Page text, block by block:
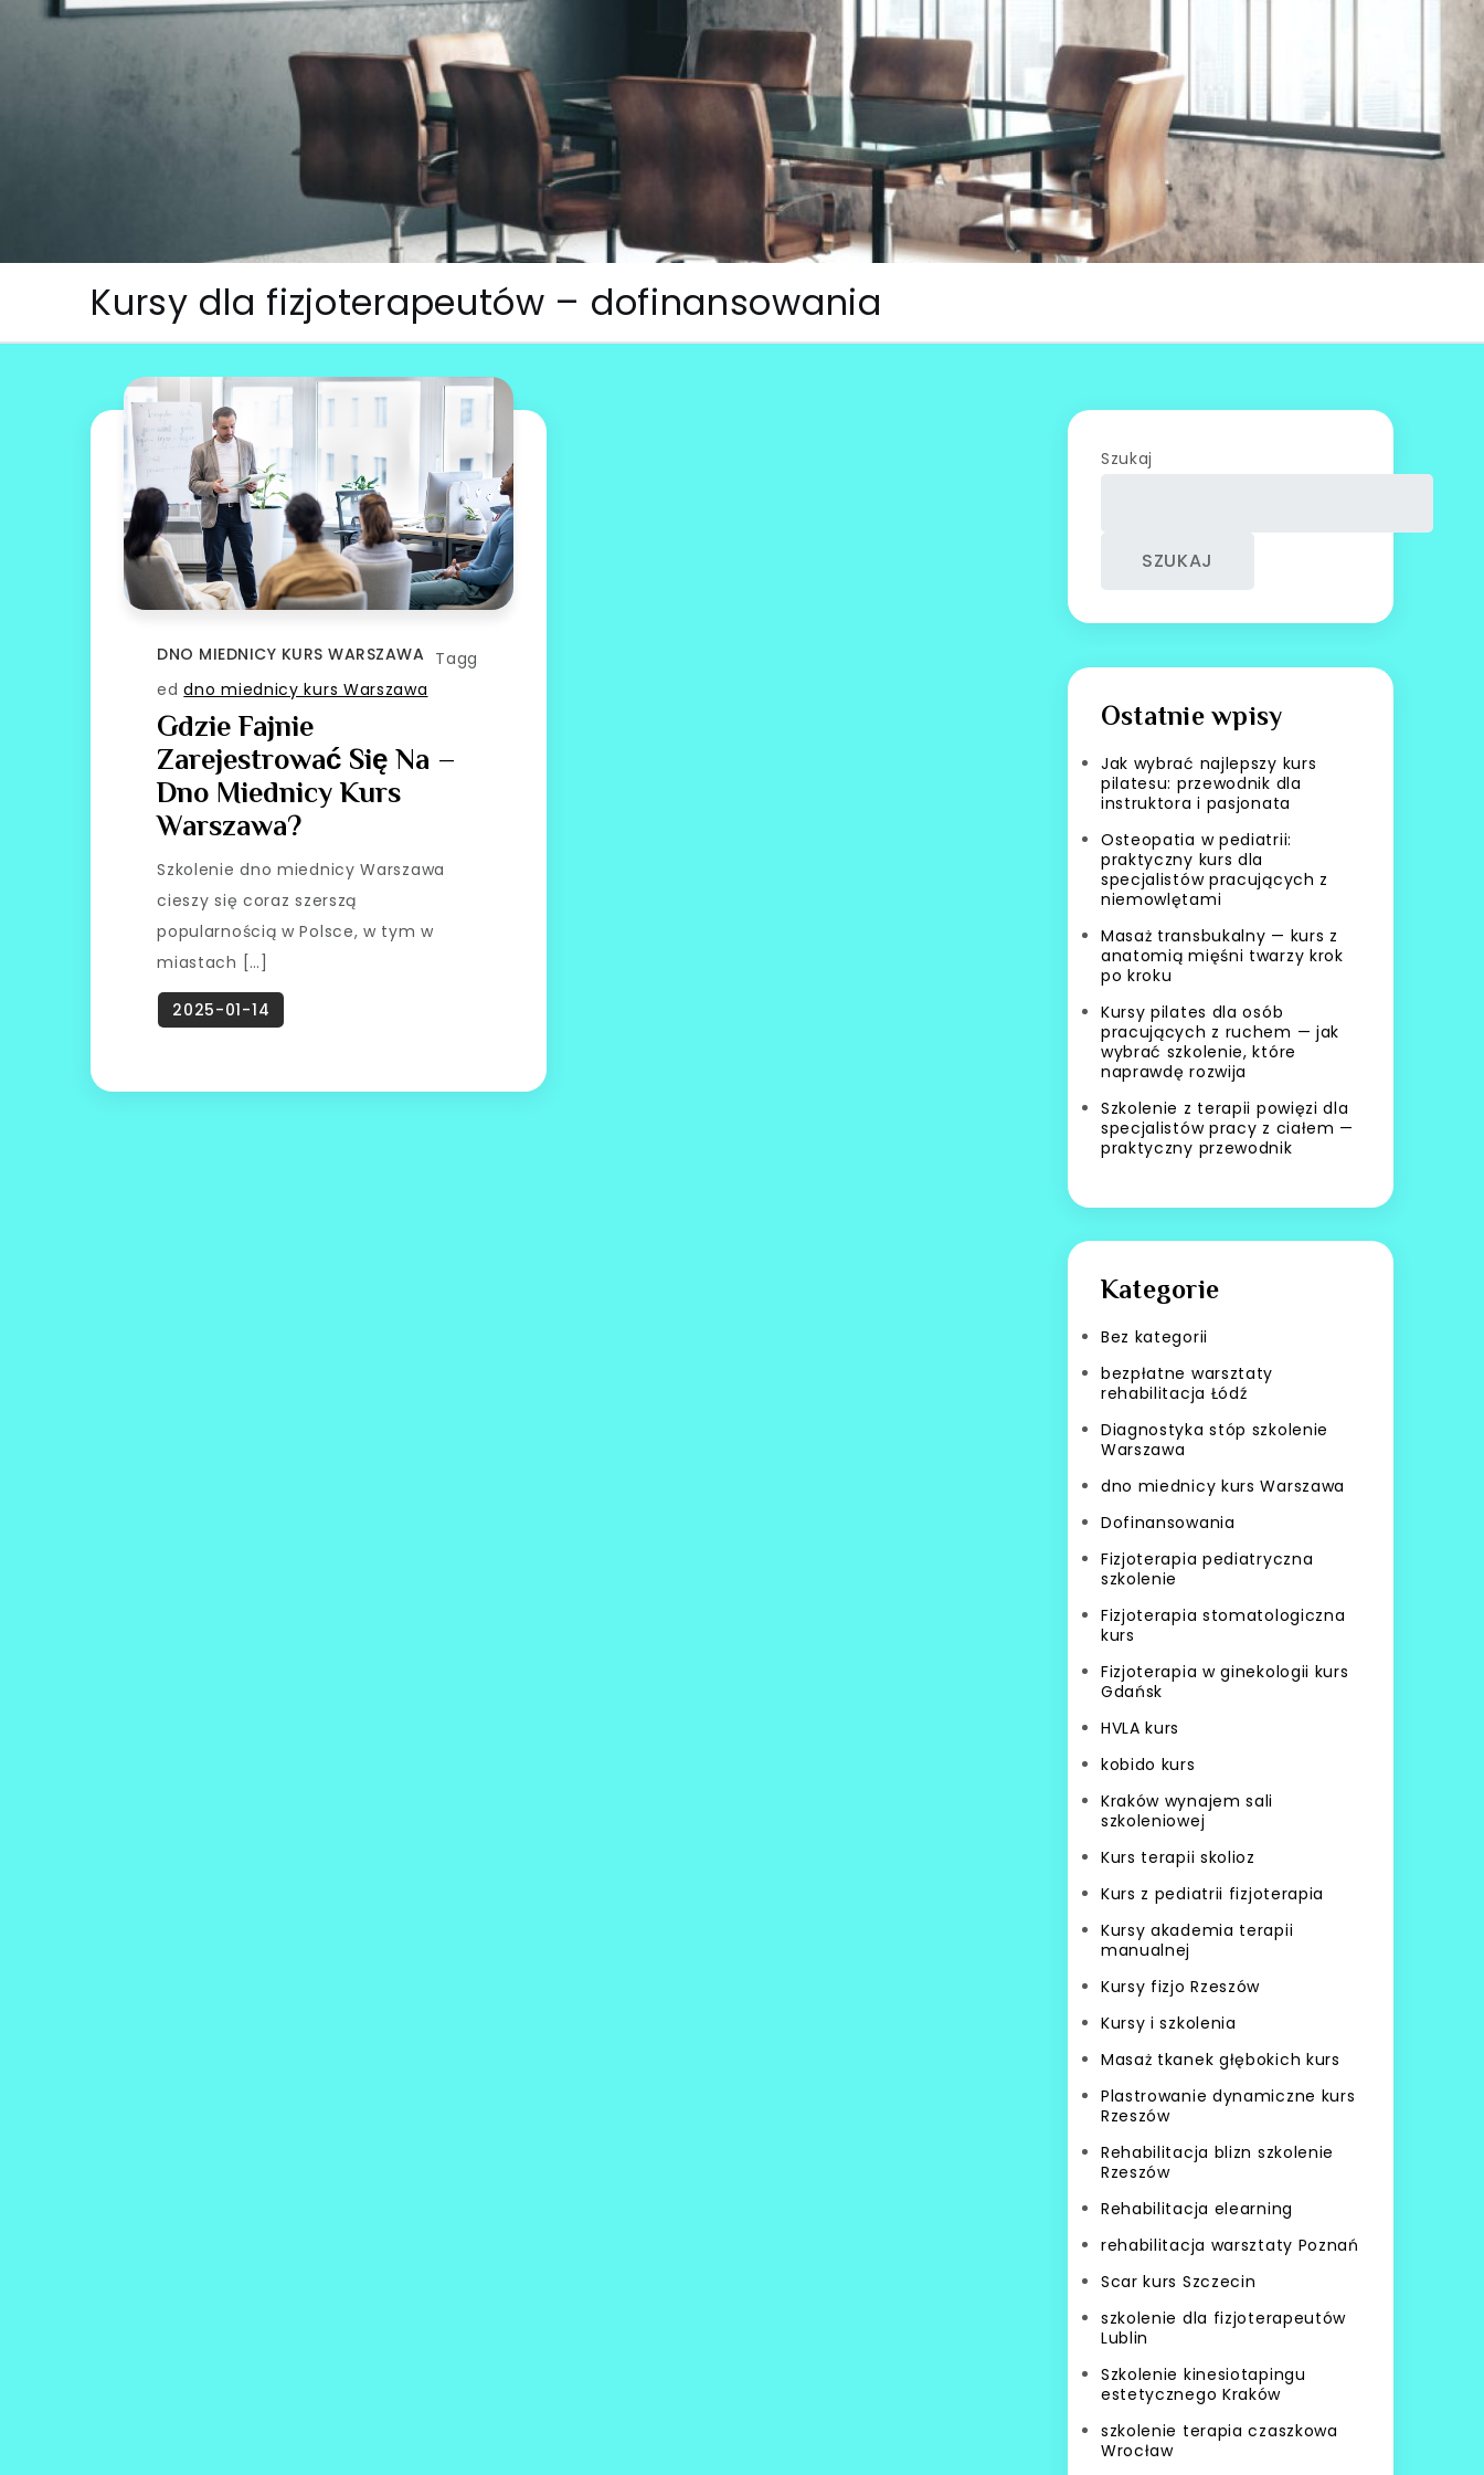
Kursy dla fizjoterapeutów – dofinansowania
DNO MIEDNICY KURS WARSZAWA Tagg
eddno miednicy kurs Warszawa
Gdzie Fajnie
Zarejestrować Się Na –
Dno Miednicy Kurs
Warszawa?
Szkolenie dno miednicy Warszawa
cieszy się coraz szerszą
popularnością w Polsce, w tym w
miastach […]
Szukaj
SZUKAJ
Ostatnie wpisy
Jak wybrać najlepszy kurs
pilatesu: przewodnik dla
instruktora i pasjonata
Osteopatia w pediatrii:
praktyczny kurs dla
specjalistów pracujących z
niemowlętami
Masaż transbukalny — kurs z
anatomią mięśni twarzy krok
po kroku
Kursy pilates dla osób
pracujących z ruchem — jak
wybrać szkolenie, które
naprawdę rozwija
Szkolenie z terapii powięzi dla
specjalistów pracy z ciałem —
praktyczny przewodnik
Kategorie
Bez kategorii
bezpłatne warsztaty
rehabilitacja Łódź
Diagnostyka stóp szkolenie
Warszawa
dno miednicy kurs Warszawa
Dofinansowania
Fizjoterapia pediatryczna
szkolenie
Fizjoterapia stomatologiczna
kurs
Fizjoterapia w ginekologii kurs
Gdańsk
HVLA kurs
kobido kurs
Kraków wynajem sali
szkoleniowej
Kurs terapii skolioz
Kurs z pediatrii fizjoterapia
Kursy akademia terapii
manualnej
Kursy fizjo Rzeszów
Kursy i szkolenia
Masaż tkanek głębokich kurs
Plastrowanie dynamiczne kurs
Rzeszów
Rehabilitacja blizn szkolenie
Rzeszów
Rehabilitacja elearning
rehabilitacja warsztaty Poznań
Scar kurs Szczecin
szkolenie dla fizjoterapeutów
Lublin
Szkolenie kinesiotapingu
estetycznego Kraków
szkolenie terapia czaszkowa
Wrocław